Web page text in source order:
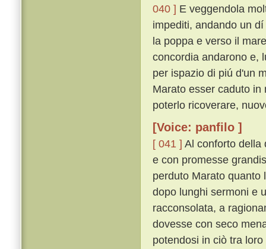
040 ] E veggendola
impediti, andando un
la poppa e verso il
concordia andarono e,
per ispazio di piú d'un
Marato esser caduto
poterlo ricoverare,
[Voice: panfilo ]
[ 041 ] Al conforto della
e con promesse
perduto Marato quanto
dopo lunghi sermoni e
racconsolata, a
dovesse con seco
potendosi in ciò tra